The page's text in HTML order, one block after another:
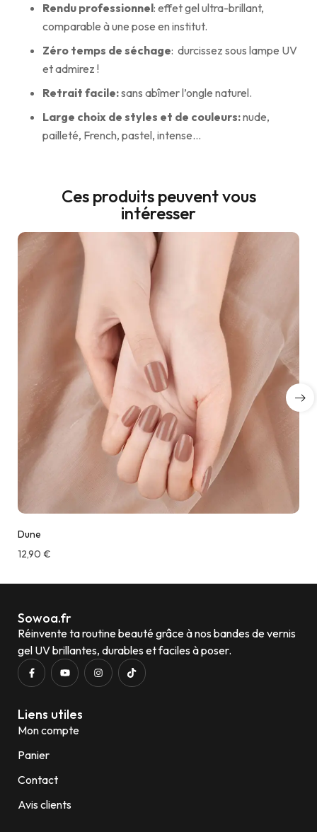
Rendu professionnel: effet gel ultra-brillant,
comparable à une pose en institut.
Zéro temps de séchage: durcissez sous lampe UV
et admirez !
Retrait facile:sans abîmer l’ongle naturel.
Large choix de styles et de couleurs:nude,
pailleté, French, pastel, intense…
Ces produits peuvent vous
intéresser
Dune
12,90 €
Sowoa.fr
Réinvente ta routine beauté grâce à nos bandes de vernis
gel UV brillantes, durables et faciles à poser.
Liens utiles
Mon compte
Panier
Contact
Avis clients